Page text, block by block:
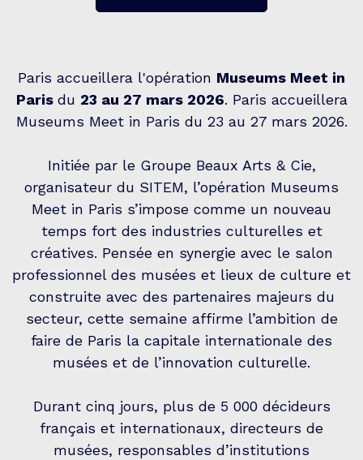
Paris accueillera l'opération Museums Meet in
Paris du 23 au 27 mars 2026. Paris accueillera
Museums Meet in Paris du 23 au 27 mars 2026.
Initiée par le Groupe Beaux Arts & Cie,
organisateur du SITEM, l’opération Museums
Meet in Paris s’impose comme un nouveau
temps fort des industries culturelles et
créatives. Pensée en synergie avec le salon
professionnel des musées et lieux de culture et
construite avec des partenaires majeurs du
secteur, cette semaine affirme l’ambition de
faire de Paris la capitale internationale des
musées et de l’innovation culturelle.
Durant cinq jours, plus de 5 000 décideurs
français et internationaux, directeurs de
musées, responsables d’institutions